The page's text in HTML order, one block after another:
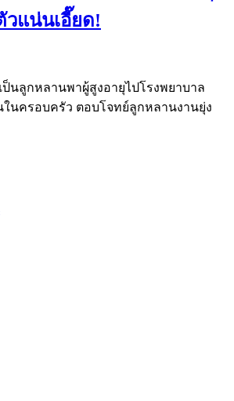
วแน่นเอี๊ยด!
ป็นลูกหลานพาผู้สูงอายุไปโรงพยาบาล
นครอบครัว ตอบโจทย์ลูกหลานงานยุ่ง